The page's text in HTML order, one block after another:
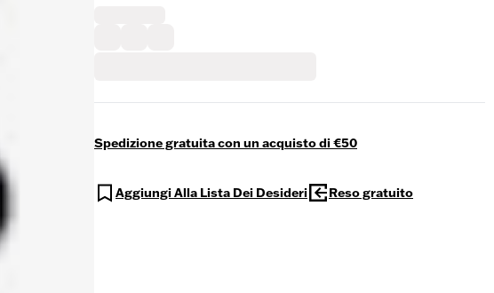
Spedizione gratuita con un acquisto di €50
Aggiungi Alla Lista Dei Desideri Reso gratuito